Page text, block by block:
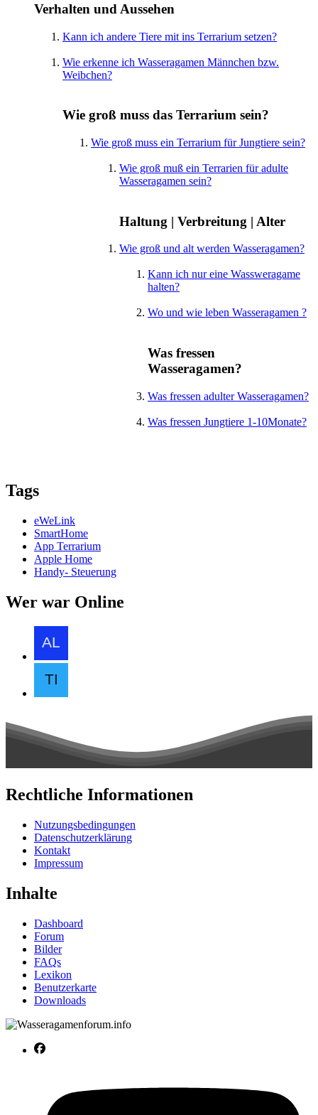
Verhalten und Aussehen
Kann ich andere Tiere mit ins Terrarium setzen?
Wie erkenne ich Wasseragamen Männchen bzw.
Weibchen?
Wie groß muss das Terrarium sein?
Wie groß muss ein Terrarium für Jungtiere sein?
Wie groß muß ein Terrarien für adulte
Wasseragamen sein?
Haltung | Verbreitung | Alter
Wie groß und alt werden Wasseragamen?
Kann ich nur eine Wassweragame
halten?
Wo und wie leben Wasseragamen ?
Was fressen
Wasseragamen?
Was fressen adulter Wasseragamen?
Was fressen Jungtiere 1-10Monate?
Tags
eWeLink
SmartHome
App Terrarium
Apple Home
Handy- Steuerung
Wer war Online
Rechtliche Informationen
Nutzungsbedingungen
Datenschutzerklärung
Kontakt
Impressum
Inhalte
Dashboard
Forum
Bilder
FAQs
Lexikon
Benutzerkarte
Downloads